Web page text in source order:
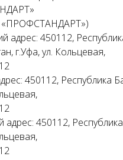
адрес: 450112,
г.Уфа, ул. Кольцевая,
450112, Республика
адрес: 450112,